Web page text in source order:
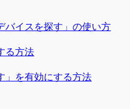
バイスを探す」の使い方
る方法
」を有効にする方法